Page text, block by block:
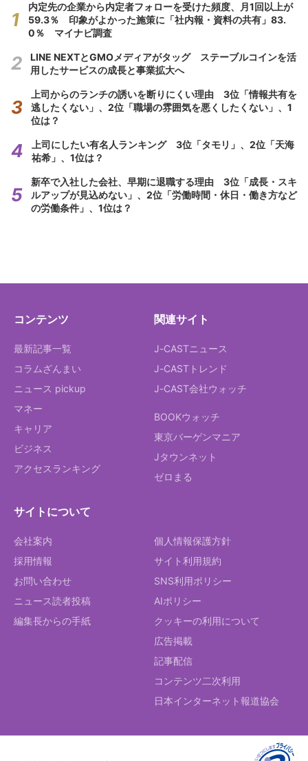
内定先の企業から内定者フォローを受けた頻度、月1回以上が
59.3％ 印象がよかった施策に「社内報・資料の共有」83.
0％ マイナビ調査
LINE NEXTとGMOメディアがタッグ ステーブルコインを活
用したサービスの成長と事業拡大へ
上司からのランチの誘いを断りにくい理由 3位「情報共有を
逃したくない」、2位「職場の雰囲気を悪くしたくない」、1
位は？
上司にしたい有名人ランキング 3位「タモリ」、2位「天海
祐希」、1位は？
新卒で入社した会社、早期に退職する理由 3位「成長・スキ
ルアップが見込めない」、2位「労働時間・休日・働き方など
の労働条件」、1位は？
コンテンツ
最新記事一覧
コラムざんまい
ニュース pickup
マネー
キャリア
ビジネス
アクセスランキング
関連サイト
J-CASTニュース
J-CASTトレンド
J-CAST会社ウォッチ
BOOKウォッチ
東京バーゲンマニア
Jタウンネット
ゼロまる
サイトについて
会社案内
採用情報
お問い合わせ
ニュース読者投稿
編集長からの手紙
個人情報保護方針
サイト利用規約
SNS利用ポリシー
AIポリシー
クッキーの利用について
広告掲載
記事配信
コンテンツ二次利用
日本インターネット報道協会